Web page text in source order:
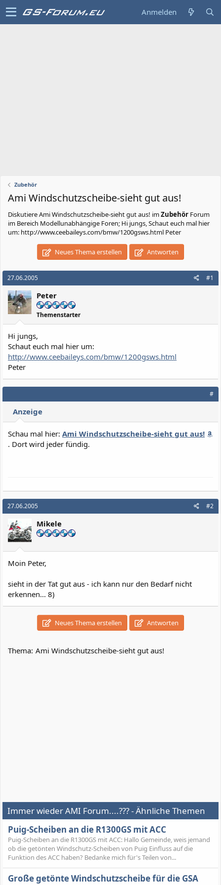
Anmelden
Zubehör
Ami Windschutzscheibe-sieht gut aus!
DiskutiereAmi Windschutzscheibe-sieht gut aus! imZubehör Forum
im Bereich Modellunabhängige Foren; Hi jungs, Schaut euch mal hier
um: http://www.ceebaileys.com/bmw/1200gsws.html Peter
Neues Thema erstellen Antworten
27.06.2005 #1
Peter
Themenstarter
Hi jungs,
Schaut euch mal hier um:
http://www.ceebaileys.com/bmw/1200gsws.html
Peter
#
Anzeige
Schau mal hier: Ami Windschutzscheibe-sieht gut aus!
. Dort wird jeder fündig.
27.06.2005 #2
Mikele
Moin Peter,
sieht in der Tat gut aus - ich kann nur den Bedarf nicht
erkennen... 8)
Neues Thema erstellen Antworten
Thema: Ami Windschutzscheibe-sieht gut aus!
Immer wieder AMI Forum....??? - Ähnliche Themen
Puig-Scheiben an die R1300GS mit ACC
Puig-Scheiben an die R1300GS mit ACC: Hallo Gemeinde, weis jemand
ob die getönten Windschutz-Scheiben von Puig Einfluss auf die
Funktion des ACC haben? Bedanke mich für's Teilen von...
Große getönte Windschutzscheibe für die GSA